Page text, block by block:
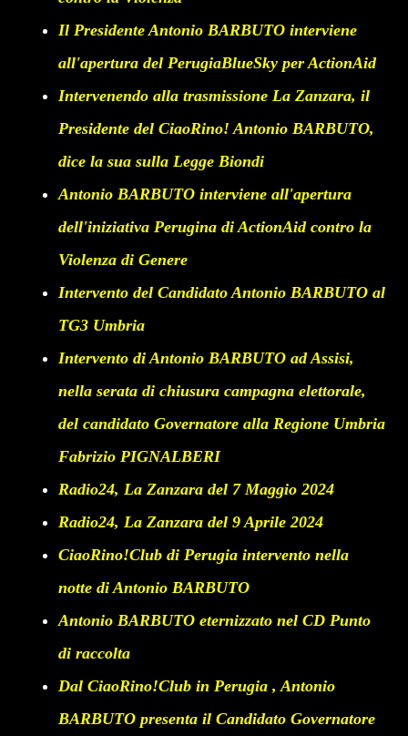
Il Presidente Antonio BARBUTO interviene
all'apertura del PerugiaBlueSky per ActionAid
Intervenendo alla trasmissione La Zanzara, il
Presidente del CiaoRino! Antonio BARBUTO,
dice la sua sulla Legge Biondi
Antonio BARBUTO interviene all'apertura
dell'iniziativa Perugina di ActionAid contro la
Violenza di Genere
Intervento del Candidato Antonio BARBUTO al
TG3 Umbria
Intervento di Antonio BARBUTO ad Assisi,
nella serata di chiusura campagna elettorale,
del candidato Governatore alla Regione Umbria
Fabrizio PIGNALBERI
Radio24, La Zanzara del 7 Maggio 2024
Radio24, La Zanzara del 9 Aprile 2024
CiaoRino!Club di Perugia intervento nella
notte di Antonio BARBUTO
Antonio BARBUTO eternizzato nel CD Punto
di raccolta
Dal CiaoRino!Club in Perugia , Antonio
BARBUTO presenta il Candidato Governatore